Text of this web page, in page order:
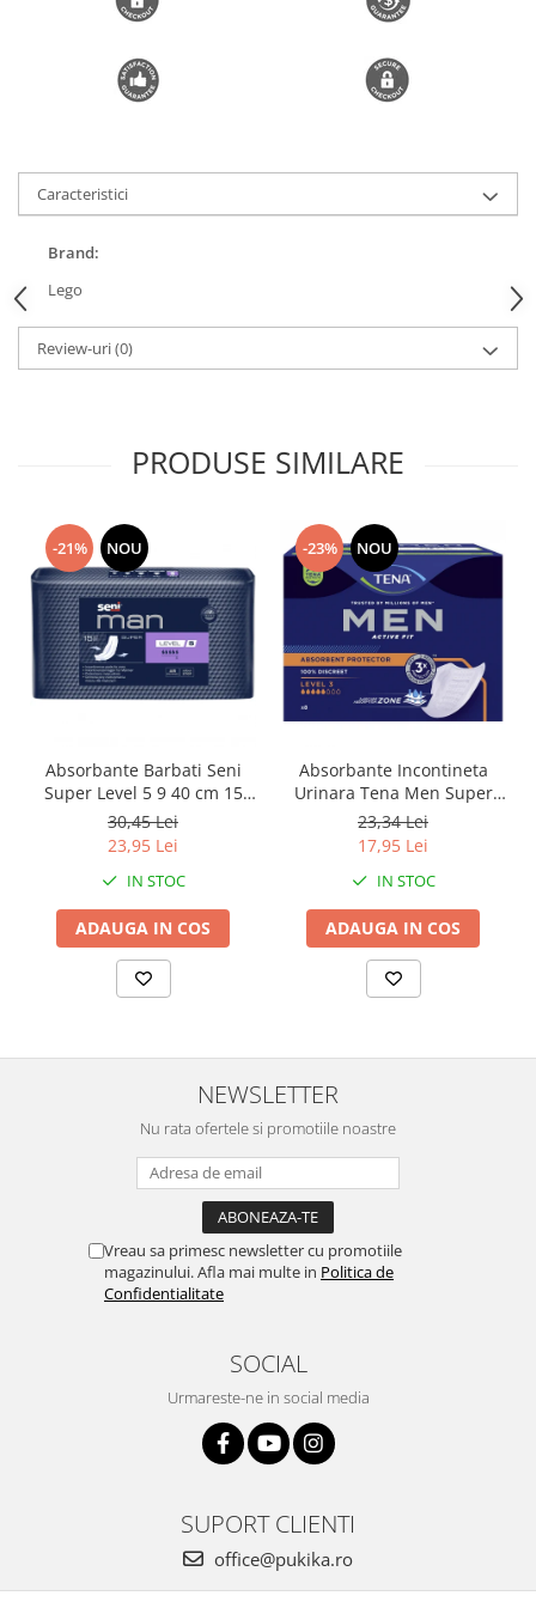
Trimmere si Fierastrae
Uscătoare de Păr
Caracteristici
Brand:
Lego
Review-uri(0)
PRODUSE SIMILARE
-21% NOU
Absorbante Barbati Seni
Super Level 5 9 40 cm 15
Bucati
30,45 Lei
23,95 Lei
IN STOC
ADAUGA IN COS
-23% NOU
Absorbante Incontineta
Urinara Tena Men Super
Level 3, 8 bucati
23,34 Lei
17,95 Lei
IN STOC
ADAUGA IN COS
NEWSLETTER
Nu rata ofertele si promotiile noastre
Vreau sa primesc newsletter cu promotiile
magazinului. Afla mai multe in Politica de
Confidentialitate
SOCIAL
Urmareste-ne in social media
SUPORT CLIENTI
office@pukika.ro